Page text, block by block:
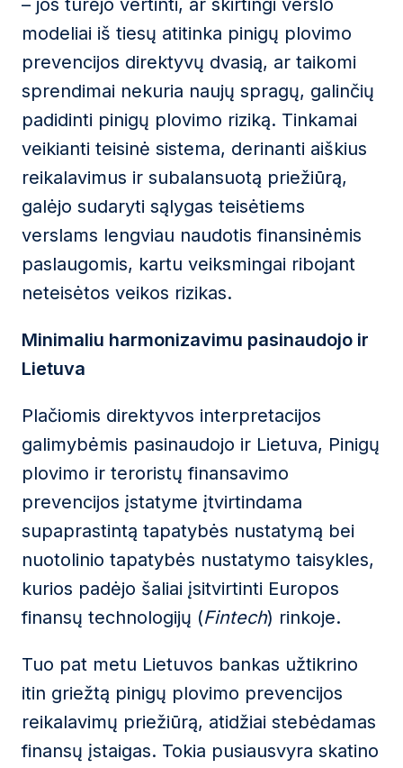
– jos turėjo vertinti, ar skirtingi verslo
modeliai iš tiesų atitinka pinigų plovimo
prevencijos direktyvų dvasią, ar taikomi
sprendimai nekuria naujų spragų, galinčių
padidinti pinigų plovimo riziką. Tinkamai
veikianti teisinė sistema, derinanti aiškius
reikalavimus ir subalansuotą priežiūrą,
galėjo sudaryti sąlygas teisėtiems
verslams lengviau naudotis finansinėmis
paslaugomis, kartu veiksmingai ribojant
neteisėtos veikos rizikas.
Minimaliu harmonizavimu pasinaudojo ir
Lietuva
Plačiomis direktyvos interpretacijos
galimybėmis pasinaudojo ir Lietuva, Pinigų
plovimo ir teroristų finansavimo
prevencijos įstatyme įtvirtindama
supaprastintą tapatybės nustatymą bei
nuotolinio tapatybės nustatymo taisykles,
kurios padėjo šaliai įsitvirtinti Europos
finansų technologijų (Fintech) rinkoje.
Tuo pat metu Lietuvos bankas užtikrino
itin griežtą pinigų plovimo prevencijos
reikalavimų priežiūrą, atidžiai stebėdamas
finansų įstaigas. Tokia pusiausvyra skatino